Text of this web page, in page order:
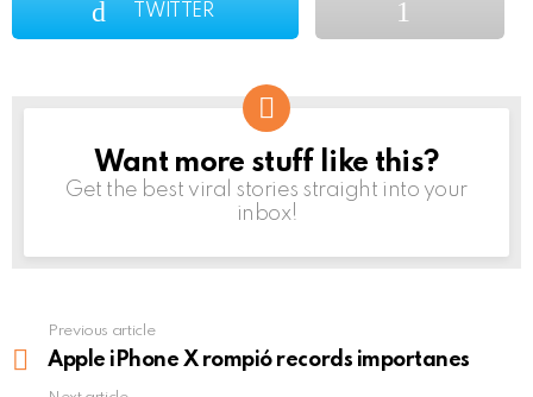
TWITTER
NEWSLETTER
Want more stuff like this?
Get the best viral stories straight into your
inbox!
more
Previous article
Apple iPhone X rompió records importanes